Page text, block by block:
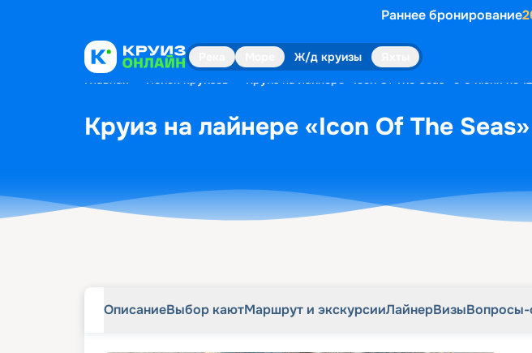
Раннее бронирование
Ж/д круизы
Главная Поиск круизов Круиз на лайнере «Icon Of The Seas» с 5 июня по
Круиз на лайнере «Icon Of The
ОписаниеВыбор каютМаршрут и экскурсииЛайнерВизыВопросы-